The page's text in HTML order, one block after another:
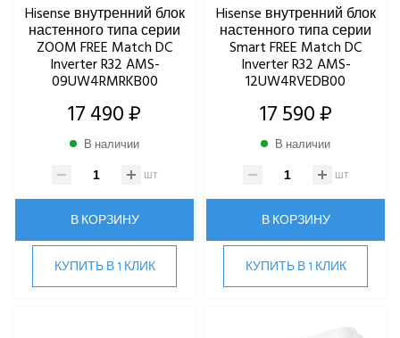
Hisense внутренний блок
настенного типа серии
ZOOM FREE Match DC
Inverter R32 AMS-
09UW4RMRKB00
17 490 ₽
В наличии
шт
В КОРЗИНУ
КУПИТЬ В 1 КЛИК
Hisense внутренний блок
настенного типа серии
Smart FREE Match DC
Inverter R32 AMS-
12UW4RVEDB00
17 590 ₽
В наличии
шт
В КОРЗИНУ
КУПИТЬ В 1 КЛИК